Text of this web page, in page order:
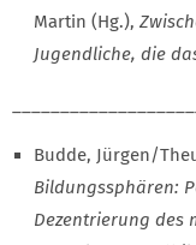
Martin (Hg.),
Jugendliche, die
Budde, Jürgen/
Bildungssphären:
Dezentrierung des